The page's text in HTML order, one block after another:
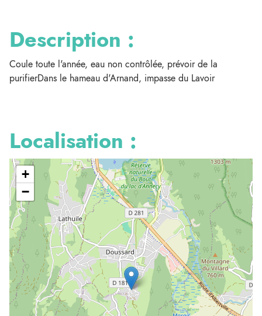
Description :
Coule toute l'année, eau non contrôlée, prévoir de la
purifierDans le hameau d'Arnand, impasse du Lavoir
Localisation :
+
−